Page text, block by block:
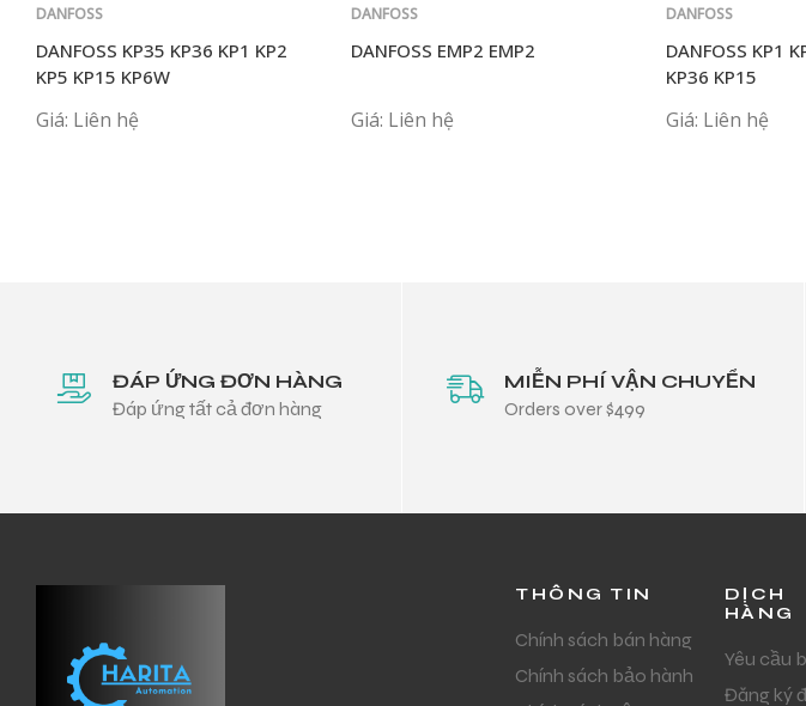
DANFOSS
DANFOSS KP35 KP36 KP1 KP2
KP5 KP15 KP6W
Giá: Liên hệ
DANFOSS
DANFOSS EMP2 EMP2
Giá: Liên hệ
DANFOSS
DANFOSS KP1
KP36 KP15
Giá: Liên hệ
ĐÁP ỨNG ĐƠN HÀNG
Đáp ứng tất cả đơn hàng
MIỄN PHÍ VẬN CHUYỂN
Orders over $499
THÔNG TIN
Chính sách bán hàng
Chính sách bảo hành
DỊCH
HÀNG
Yêu cầu
Đăng ký